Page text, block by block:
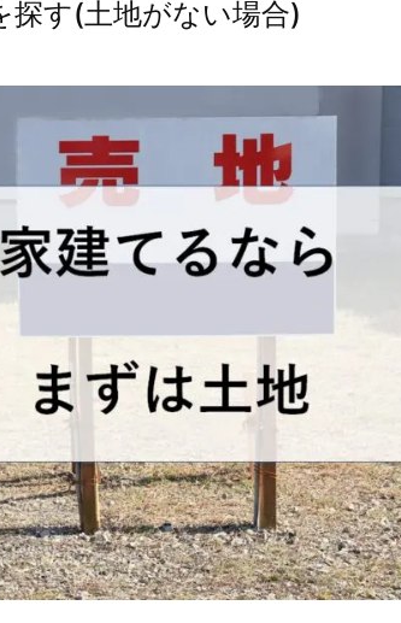
探す(土地がない場合)